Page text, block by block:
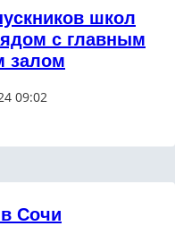
школ
с главным
залом
09:02
Сочи